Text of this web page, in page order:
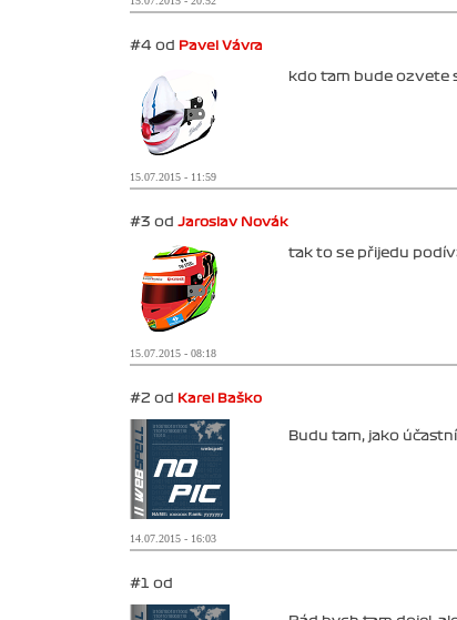
#4 od Pavel Vávra
kdo tam bude ozvete
15.07.2015 - 11:59
#3 od Jaroslav Novák
tak to se přijedu
15.07.2015 - 08:18
#2 od Karel Baško
Budu tam, jako
14.07.2015 - 16:03
#1 od